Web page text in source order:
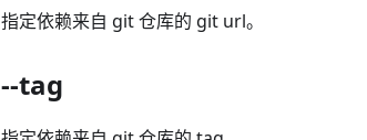
指定依赖来自 git 仓库的 git url。
--tag